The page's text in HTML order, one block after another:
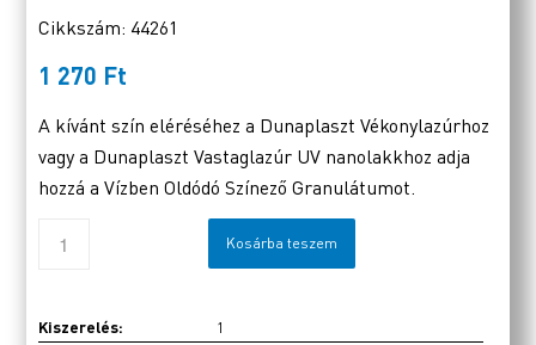
Cikkszám: 44261
1 270 Ft
A kívánt szín eléréséhez a Dunaplaszt Vékonylazúrhoz
vagy a Dunaplaszt Vastaglazúr UV nanolakkhoz adja
hozzá a Vízben Oldódó Színező Granulátumot.
Kosárba teszem
Kiszerelés: 1